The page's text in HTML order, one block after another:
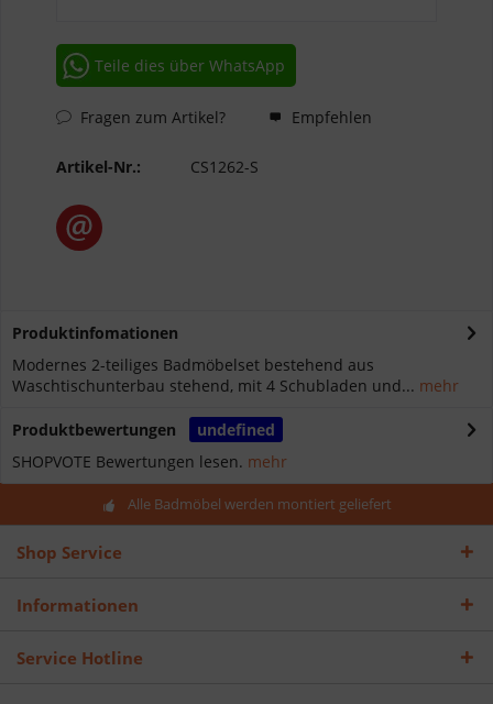
Teile dies über WhatsApp
Fragen zum Artikel? Empfehlen
Artikel-Nr.: CS1262-S
Produktinfomationen
Modernes 2-teiliges Badmöbelset bestehend aus
Waschtischunterbau stehend, mit 4 Schubladen und... mehr
Produktbewertungen
undefined
SHOPVOTE Bewertungen lesen. mehr
Alle Badmöbel werden montiert geliefert
Shop Service
Informationen
Service Hotline